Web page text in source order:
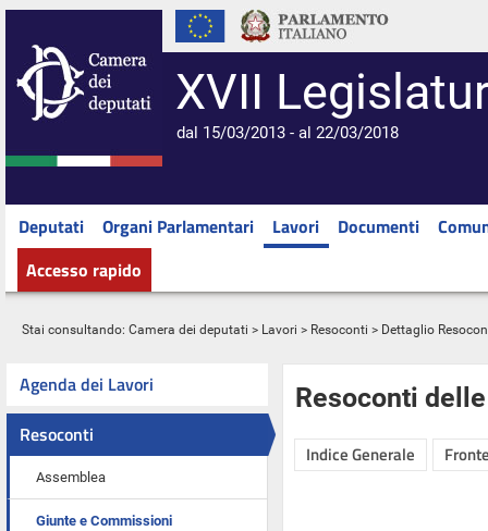
XVII
dal 15/03/2013 - al 22/03/2018
Deputati Organi Parlamentari Lavori Documenti
Accesso rapido
Stai consultando: Camera dei deputati > Lavori > Resoconti > Dettaglio
Agenda dei Lavori
Resoconti
Assemblea
Giunte e Commissioni
Resoconti
Indice Generale